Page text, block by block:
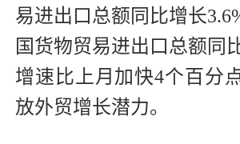
易进出口总额同比增长
国货物贸易进出口总额同
增速比上月加快4个百分
放外贸增长潜力。